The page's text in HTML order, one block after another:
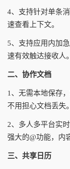
4、支持针对单条
速查看上下文。
5、支持应用内加
速有效触达接收人。
二、协作文档
1、无需本地保存
不用担心文档丢失。
2、多人多平台实
强大的@功能，内
三、共享日历